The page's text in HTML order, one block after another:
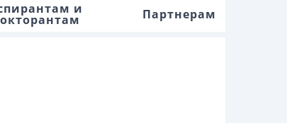
и Партнерам